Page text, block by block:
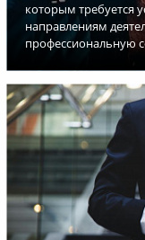
которым требуется
направлениям
профессиональную